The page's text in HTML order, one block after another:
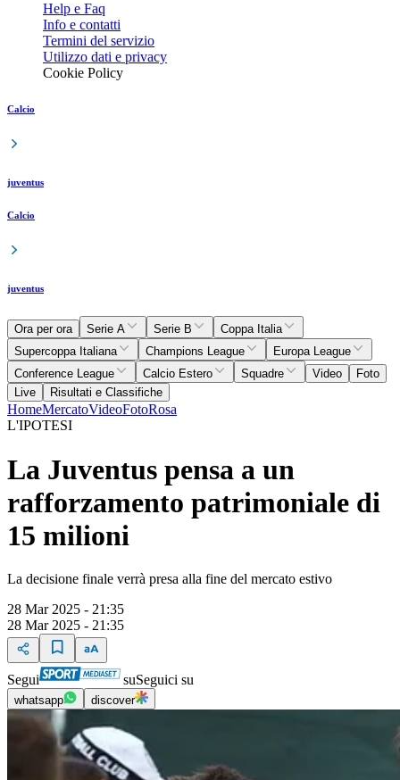
Help e Faq
Info e contatti
Termini del servizio
Utilizzo dati e privacy
Cookie Policy
Calcio
juventus
Calcio
juventus
Ora per ora Serie A Serie B
Coppa Italia
Supercoppa Italiana
Champions League
Europa League
Conference League
Calcio Estero Squadre Video
Foto
Live
Risultati e Classifiche
HomeMercatoVideoFotoRosa
L'IPOTESI
La Juventus pensa a un
rafforzamento patrimoniale di
15 milioni
La decisione finale verrà presa alla fine del mercato estivo
28 Mar 2025 - 21:35
28 Mar 2025 - 21:35
Segui suSeguici su
whatsapp discover